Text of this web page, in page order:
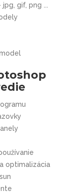
gif, png ...
optimalizácia